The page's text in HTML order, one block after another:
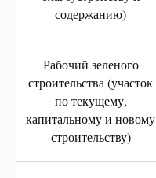
содержанию)
Рабочий зеленого
строительства (участок
по текущему,
капитальному и новому
строительству)